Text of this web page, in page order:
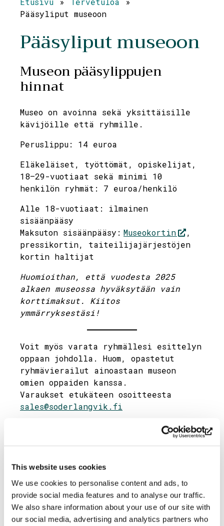
This website uses cookies
We use cookies to personalise content and ads, to
provide social media features and to analyse our traffic.
We also share information about your use of our site with
our social media, advertising and analytics partners who
Pääsyliput museoon
Pääsyliput museoon
Museon pääsylippujen
hinnat
Museo on avoinna sekä yksittäisille
kävijöille että ryhmille.
Peruslippu: 14 euroa
Eläkeläiset, työttömät, opiskelijat,
18–29-vuotiaat sekä minimi 10
henkilön ryhmät: 7 euroa/henkilö
Alle 18-vuotiaat: ilmainen
sisäänpääsy
Maksuton sisäänpääsy: Museokortin
,
pressikortin, taiteilijajärjestöjen
kortin haltijat
Huomioithan, että vuodesta 2025
alkaen museossa hyväksytään vain
korttimaksut. Kiitos
ymmärryksestäsi!
Voit myös varata ryhmällesi esittelyn
oppaan johdolla. Huom, opastetut
ryhmävierailut ainoastaan museon
omien oppaiden kanssa.
Varaukset etukäteen osoitteesta
sales@soderlangvik.fi
Museon pääsymaksussa poikkeuksia
tapahtumakalenterimme
Söderlångvikin museo aukioloajat
löydättäältä .